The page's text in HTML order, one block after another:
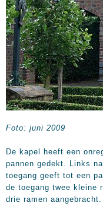
Foto: juni 2009
De kapel heeft een
pannen gedekt. Links
toegang geeft tot een
de toegang twee kleine
drie ramen